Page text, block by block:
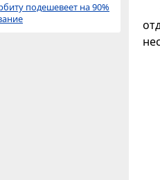
подешевеет на 90%